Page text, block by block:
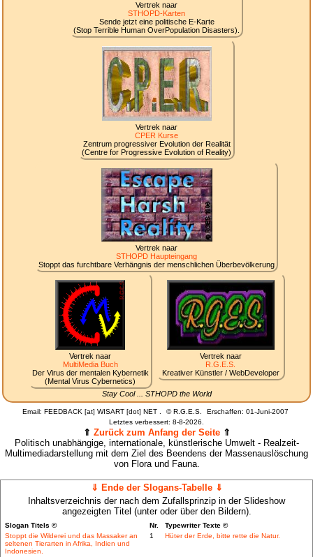
Vertrek naar
STHOPD-Karten
Sende jetzt eine politische E-Karte
(Stop Terrible Human OverPopulation Disasters).
Vertrek naar
CPER Kurse
Zentrum progressiver Evolution der Realität
(Centre for Progressive Evolution of Reality)
Vertrek naar
STHOPD Haupteingang
Stoppt das furchtbare Verhängnis der menschlichen Überbevölkerung
Vertrek naar
MultiMedia Buch
Der Virus der mentalen Kybernetik
(Mental Virus Cybernetics)
Vertrek naar
R.G.E.S.
Kreativer Künstler / WebDeveloper
Stay Cool ... STHOPD the World
Email: FEEDBACK [at] WISART [dot] NET . ©R.G.E.S.
Erschaffen: 01-Juni-2007
Letztes verbessert: 8-8-2026.
⇑ Zurück zum Anfang der Seite⇑
Politisch unabhängige, internationale, künstlerische Umwelt - Realzeit-
Multimediadarstellung mit dem Ziel des Beendens der Massenauslöschung
von Flora und Fauna.
⇓ Ende der Slogans-Tabelle ⇓
Inhaltsverzeichnis der nach dem Zufallsprinzip in der Slideshow
angezeigten Titel (unter oder über den Bildern).
Slogan Titels © Nr.
Typewriter Texte ©
Stoppt die Wilderei und das Massaker an
seltenen Tierarten in Afrika, Indien und
Indonesien.
1 Hüter der Erde, bitte rette die Natur.